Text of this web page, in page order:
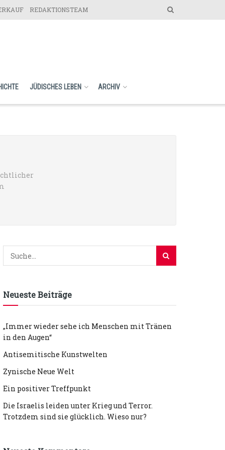
REDAKTIONSTEAM
JÜDISCHES LEBEN ARCHIV
Neueste Beiträge
„Immer wieder sehe ich Menschen mit Tränen
in den Augen“
Antisemitische Kunstwelten
Zynische Neue Welt
Ein positiver Treffpunkt
Die Israelis leiden unter Krieg und Terror.
Trotzdem sind sie glücklich. Wieso nur?